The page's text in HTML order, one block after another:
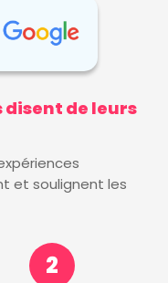
disent de leurs
et soulignent les
2